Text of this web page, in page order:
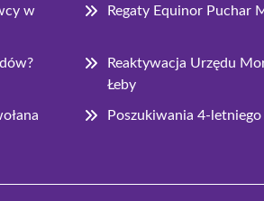
w
Regaty Equinor Puchar
Reaktywacja Urzędu
Łeby
Poszukiwania 4-